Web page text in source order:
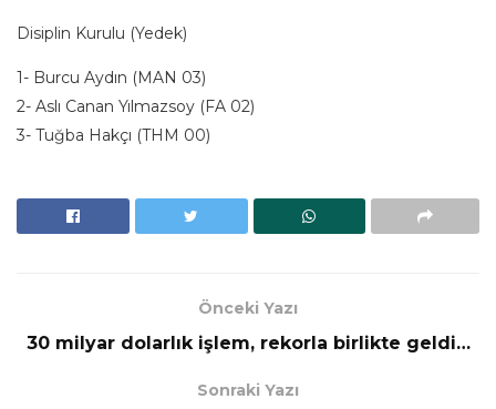
Disiplin Kurulu (Yedek)
1- Burcu Aydın (MAN 03)
2- Aslı Canan Yılmazsoy (FA 02)
3- Tuğba Hakçı (THM 00)
Önceki Yazı
30 milyar dolarlık işlem, rekorla birlikte geldi…
Sonraki Yazı